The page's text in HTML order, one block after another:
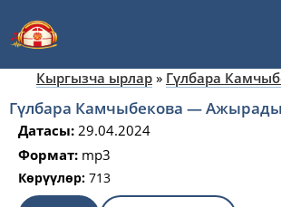
Кыргызча ырлар » Гүлбара
Гүлбара Камчыбекова —
Датасы: 29.04.2024
Формат: mp3
Көрүүлөр: 713